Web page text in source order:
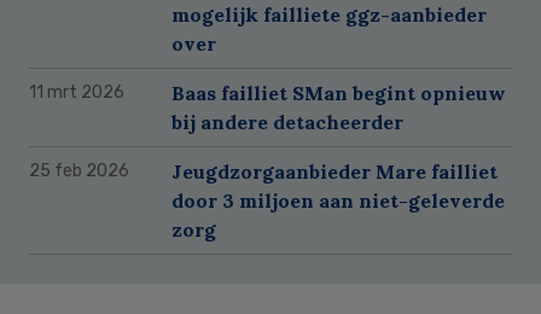
mogelijk failliete ggz-aanbieder
over
11 mrt 2026
Baas failliet SMan begint opnieuw
bij andere detacheerder
25 feb 2026
Jeugdzorgaanbieder Mare failliet
door 3 miljoen aan niet-geleverde
zorg